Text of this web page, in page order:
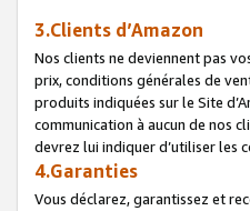
3.Clients d’Amazon
Nos clients ne deviennent pas
prix, conditions générales de
produits indiquées sur le Site
communication à aucun de nos
devrez lui indiquer d’utiliser les
4.Garanties
Vous déclarez, garantissez et